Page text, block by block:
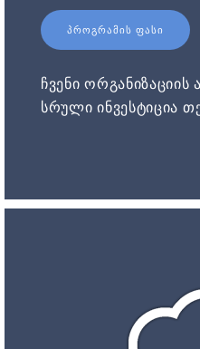
ᲞᲠᲝᲒᲠᲐᲛᲘᲡ ᲤᲐᲡᲘ
ჩვენი ორგანიზაციის
სრული ინვესტიცია